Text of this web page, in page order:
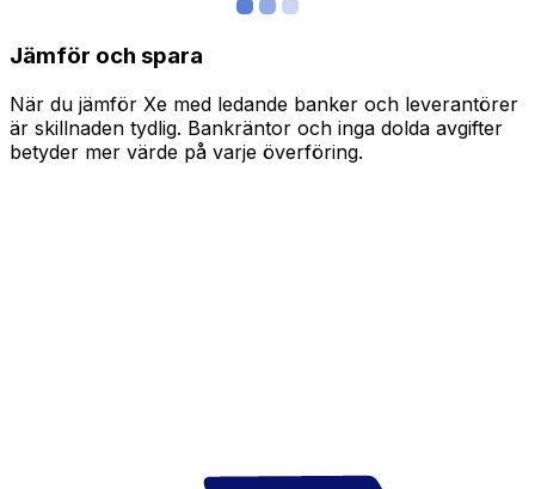
Jämför och spara
När du jämför Xe med ledande banker och leverantörer
är skillnaden tydlig. Bankräntor och inga dolda avgifter
betyder mer värde på varje överföring.